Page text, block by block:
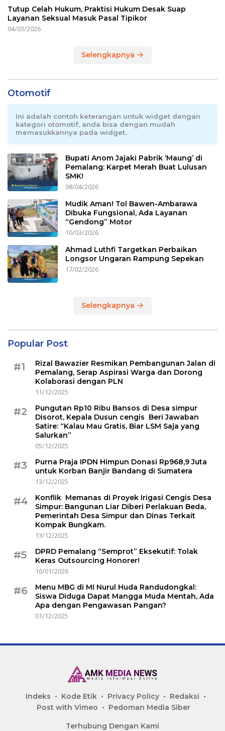
Tutup Celah Hukum, Praktisi Hukum Desak Suap
Layanan Seksual Masuk Pasal Tipikor
04/03/2026
Selengkapnya
Otomotif
Ini adalah contoh keterangan untuk widget dengan
kategori otomotif, anda bisa dengan mudah
memasukkannya pada widget.
Bupati Anom Jajaki Pabrik ‘Maung’ di
Pemalang: Karpet Merah Buat Lulusan
SMK!
08/04/2026
Mudik Aman! Tol Bawen-Ambarawa
Dibuka Fungsional, Ada Layanan
“Gendong” Motor
10/03/2026
Ahmad Luthfi Targetkan Perbaikan
Longsor Ungaran Rampung Sepekan
17/02/2026
Selengkapnya
Popular Post
#1
Rizal Bawazier Resmikan Pembangunan Jalan di
Pemalang, Serap Aspirasi Warga dan Dorong
Kolaborasi dengan PLN
11/12/2025
#2
Pungutan Rp10 Ribu Bansos di Desa simpur
Disorot, Kepala Dusun cengis Beri Jawaban
Satire: “Kalau Mau Gratis, Biar LSM Saja yang
Salurkan”
05/12/2025
#3
Purna Praja IPDN Himpun Donasi Rp968,9 Juta
untuk Korban Banjir Bandang di Sumatera
13/12/2025
#4
Konflik Memanas di Proyek Irigasi Cengis Desa
Simpur: Bangunan Liar Diberi Perlakuan Beda,
Pemerintah Desa Simpur dan Dinas Terkait
Kompak Bungkam.
13/12/2025
#5
DPRD Pemalang “Semprot” Eksekutif: Tolak
Keras Outsourcing Honorer!
16/01/2026
#6
Menu MBG di MI Nurul Huda Randudongkal:
Siswa Diduga Dapat Mangga Muda Mentah, Ada
Apa dengan Pengawasan Pangan?
01/12/2025
Indeks Kode Etik Privacy Policy
Redaksi
Post with Vimeo
Pedoman Media Siber
Terhubung Dengan Kami